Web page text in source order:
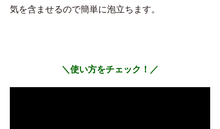
気を含ませるので簡単に泡立ちます。
＼使い方をチェック！／